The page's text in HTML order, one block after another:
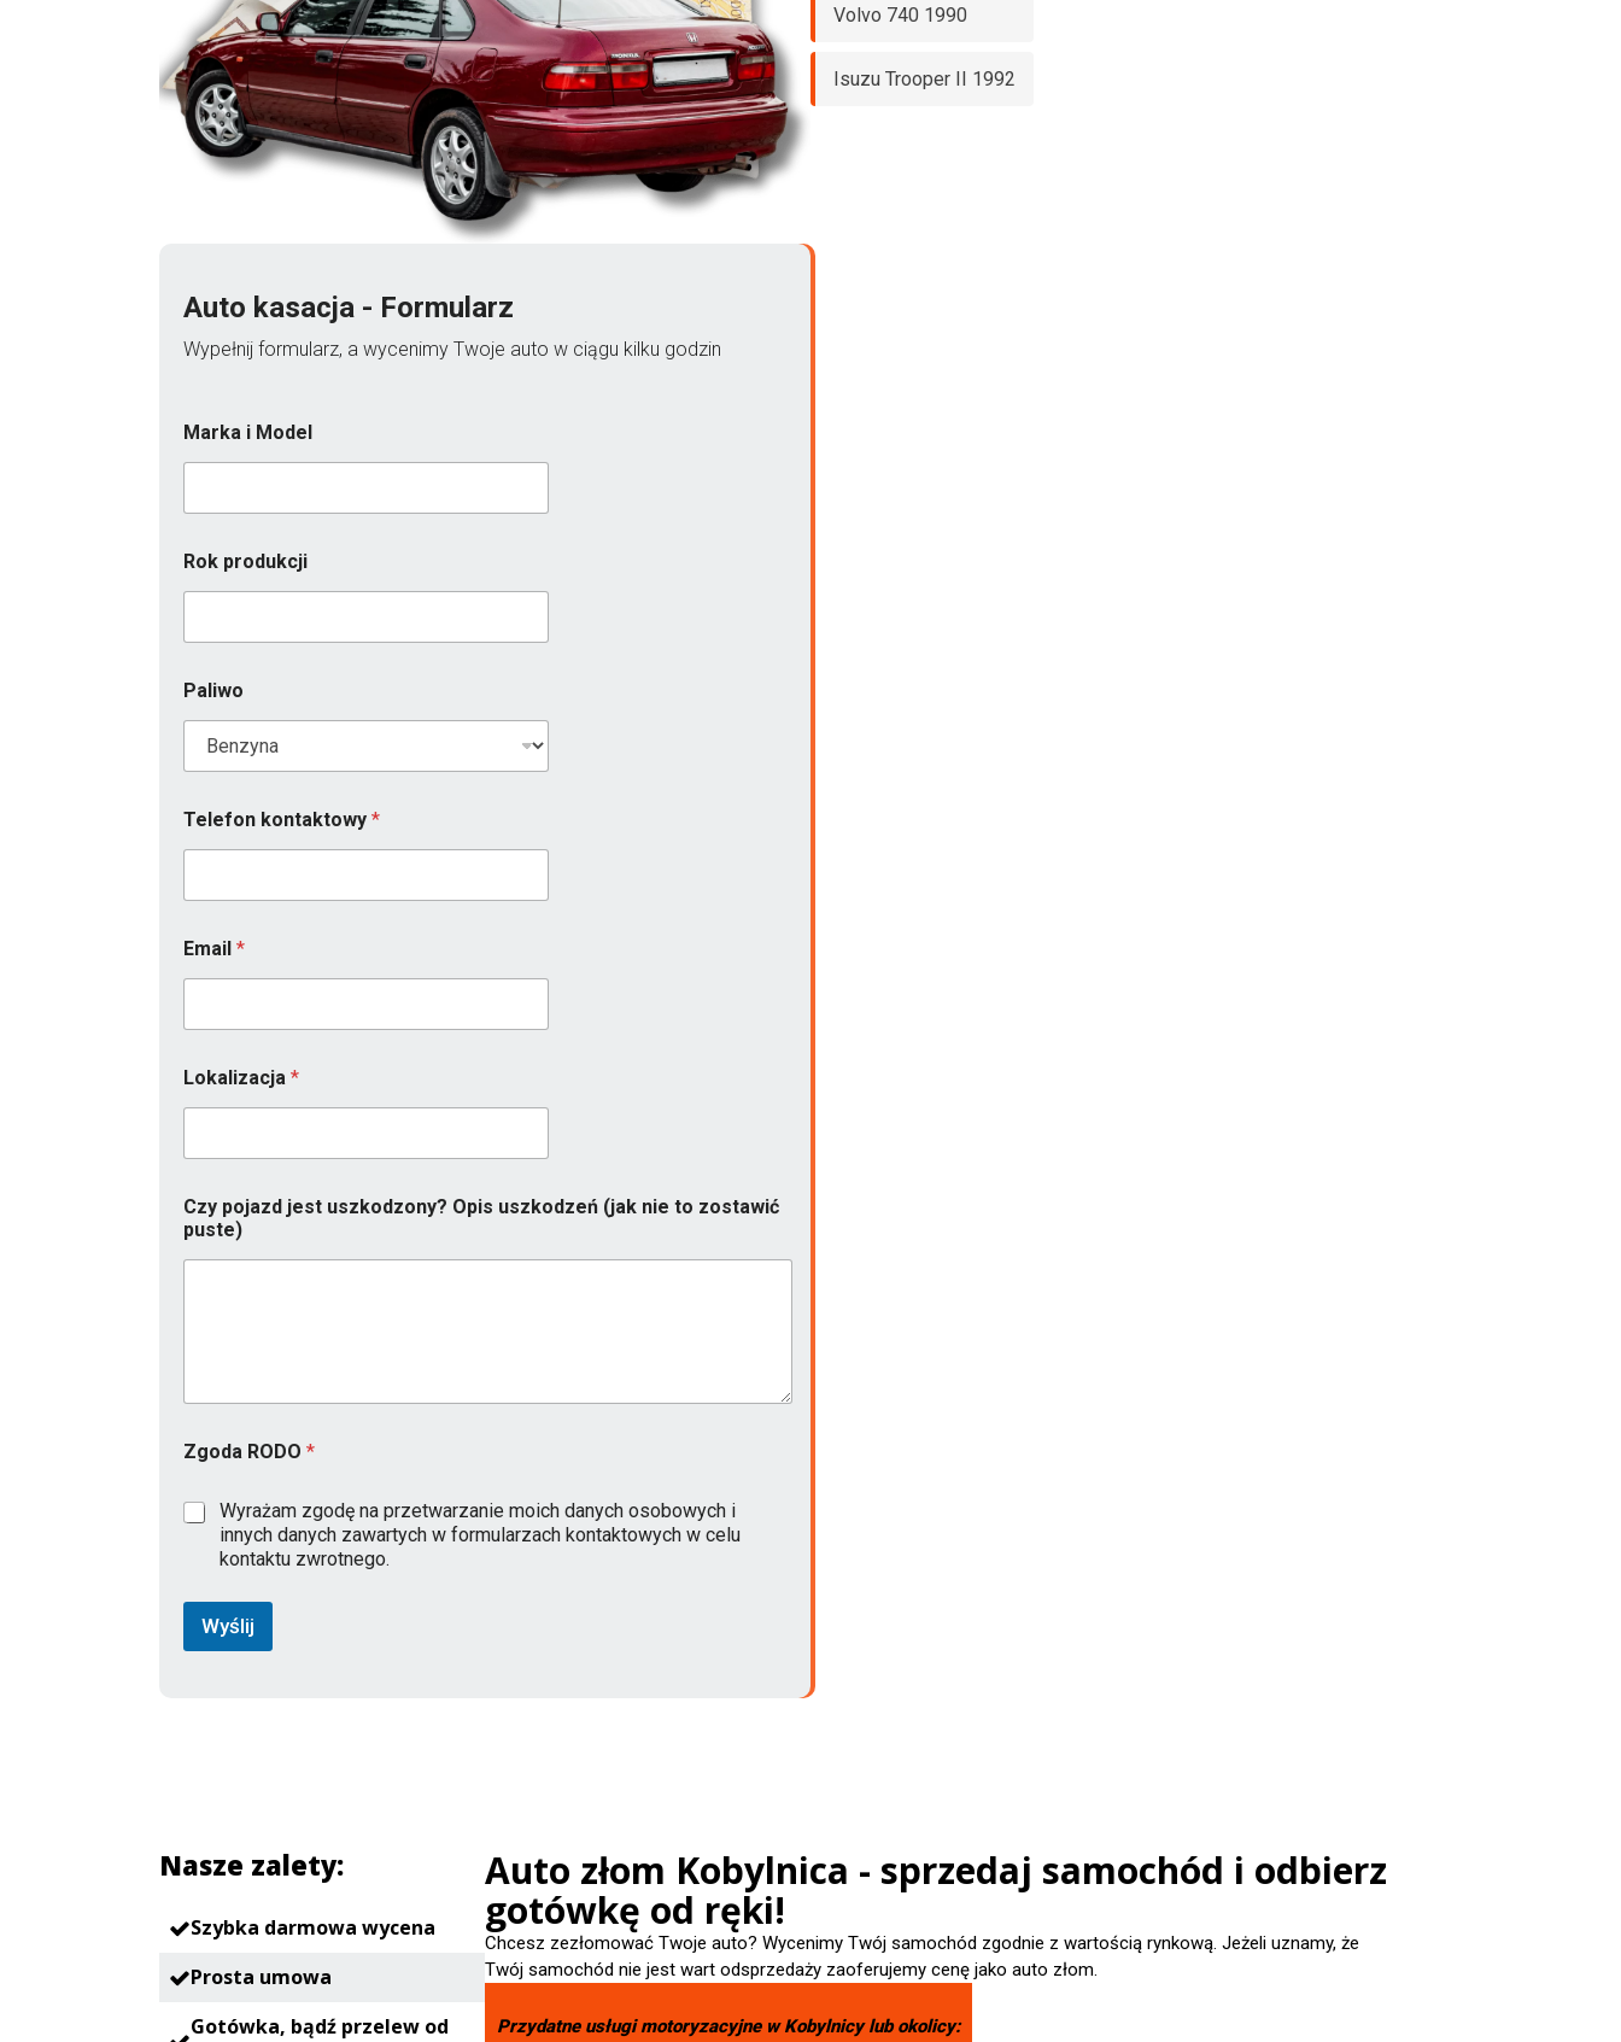
Auto kasacja - Formularz
Wypełnij formularz, a wycenimy Twoje auto w ciągu kilku godzin
Marka i Model
Rok produkcji
Paliwo
Telefon kontaktowy *
Email *
Lokalizacja *
Czy pojazd jest uszkodzony? Opis uszkodzeń (jak nie to zostawić
puste)
*
Zgoda RODO *
Wyrażam zgodę na przetwarzanie moich danych osobowych i
innych danych zawartych w formularzach kontaktowych w celu
kontaktu zwrotnego.
Wyślij
Volvo 740 1990
Isuzu Trooper II 1992
Nasze zalety:
Szybka darmowa wycena
Prosta umowa
Gotówka, bądź przelew od
Auto złom Kobylnica - sprzedaj samochód i odbierz
gotówkę od ręki!
Chcesz zezłomować Twoje auto? Wycenimy Twój samochód zgodnie z wartością rynkową. Jeżeli uznamy, że
Twój samochód nie jest wart odsprzedaży zaoferujemy cenę jako auto złom.
Przydatne usługi motoryzacyjne wKobylnicylub okolicy: